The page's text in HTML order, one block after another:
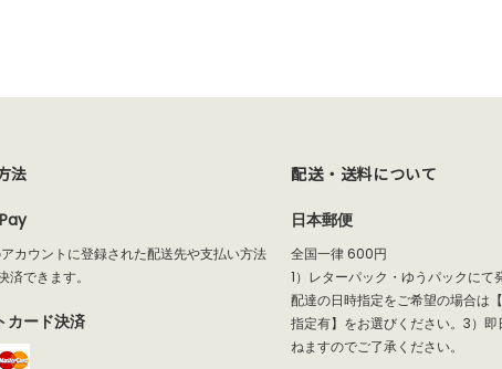
法
カウントに登録された配送先や支払い方法
済できます。
カード決済
配送・送料について
日本郵便
全国一律 600円
1）レターパック・ゆうパックにて
配達の日時指定をご希望の場合は
指定有】をお選びください。3）
ねますのでご了承ください。